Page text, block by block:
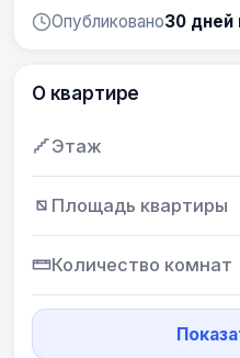
Опубликовано30 дней
О квартире
Этаж
Площадь квартиры
Количество комнат